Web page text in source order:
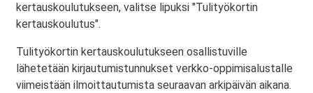
kertauskoulutukseen, valitse lipuksi "Tulityökortin
kertauskoulutus".
Tulityökortin kertauskoulutukseen osallistuville
lähetetään kirjautumistunnukset verkko-oppimisalustalle
viimeistään ilmoittautumista seuraavan arkipäivän aikana.